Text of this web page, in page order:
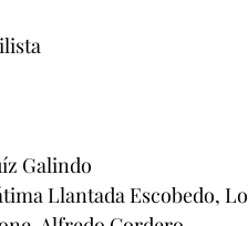
Galindo
Llantada Escobedo,